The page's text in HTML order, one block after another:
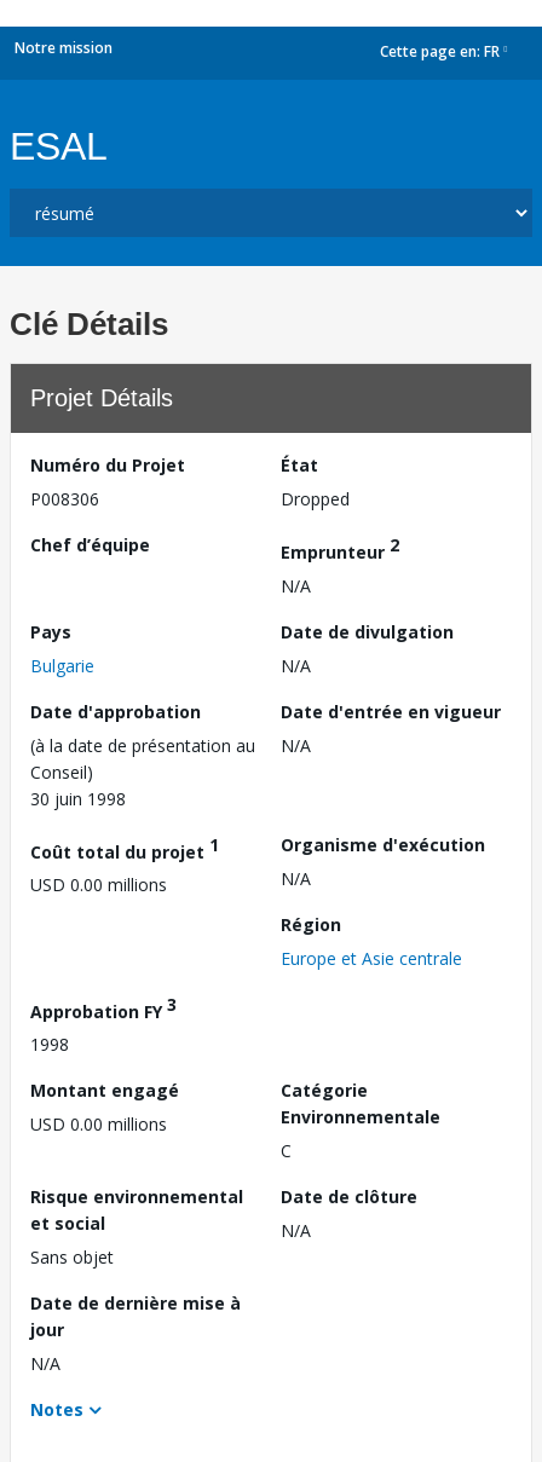
Notre mission Cette page en: FR
ESAL
Clé Détails
Projet Détails
Numéro du Projet
P008306
État
Dropped
Chef d’équipe
Emprunteur 2
N/A
Pays
Bulgarie
Date de divulgation
N/A
Date d'approbation
(à la date de présentation au
Conseil)
30 juin 1998
Date d'entrée en vigueur
N/A
Coût total du projet 1
USD 0.00 millions
Organisme d'exécution
N/A
Région
Europe et Asie centrale
Approbation FY3
1998
Montant engagé
USD 0.00 millions
Catégorie
Environnementale
C
Risque environnemental
et social
Sans objet
Date de clôture
N/A
Date de dernière mise à
jour
N/A
Notes